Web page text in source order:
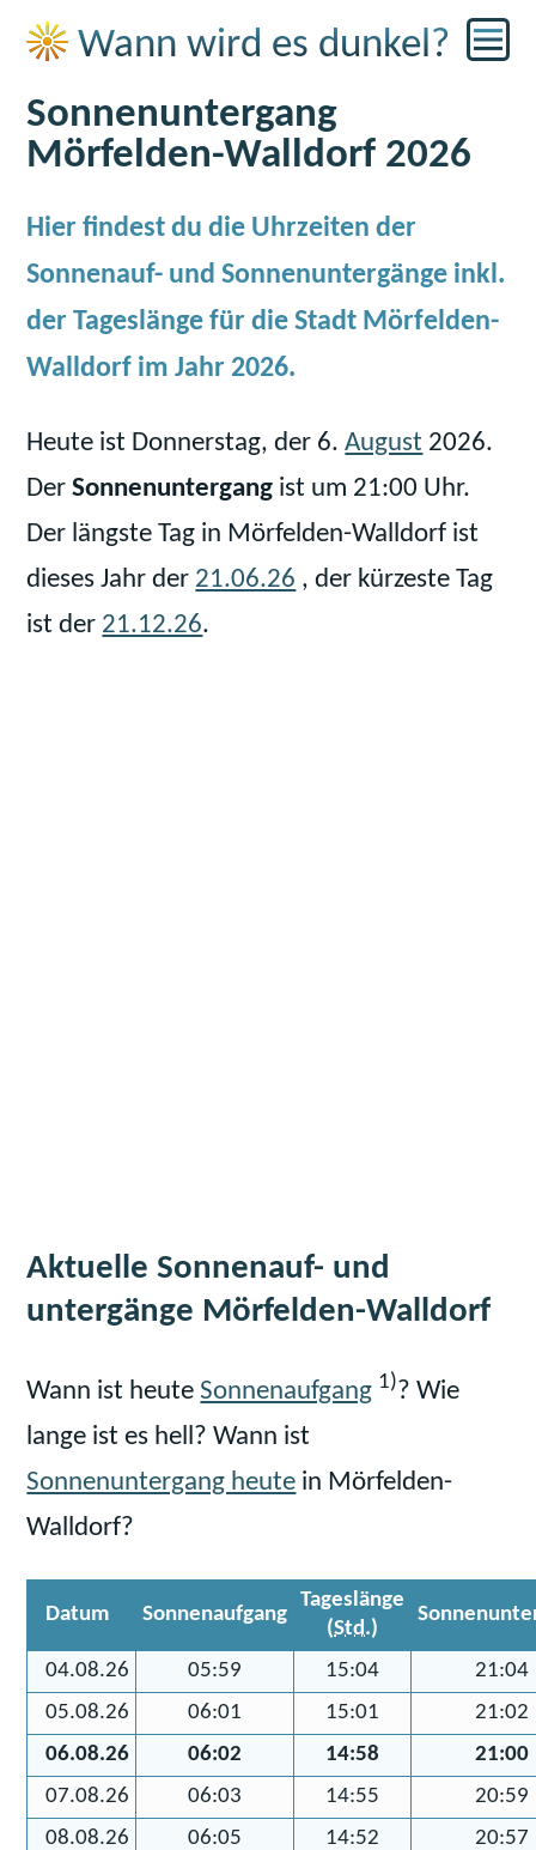
☀ Wann wird es dunkel?
Sonnenuntergang
Mörfelden-Walldorf 2026
Hier findest du die Uhrzeiten der
Sonnenauf- und Sonnenuntergänge inkl.
der Tageslänge für die Stadt Mörfelden-
Walldorf im Jahr 2026.
Heute ist Donnerstag, der 6.August 2026.
DerSonnenuntergang ist um 21:00 Uhr.
Der längste Tag in Mörfelden-Walldorf ist
dieses Jahr der 21.06.26 , der kürzeste Tag
ist der 21.12.26.
Aktuelle Sonnenauf- und
untergänge Mörfelden-Walldorf
Wann ist heuteSonnenaufgang 1)? Wie
lange ist es hell? Wann ist
Sonnenuntergang heute in Mörfelden-
Walldorf?
Datum Sonnenaufgang
Tageslänge
(Std.)
04.08.26 05:59 15:04
21:04
05.08.26
06:01 15:01
21:02
06.08.26
06:02 14:58
21:00
07.08.26
06:03 14:55
20:59
08.08.26
06:05 14:52 20:57